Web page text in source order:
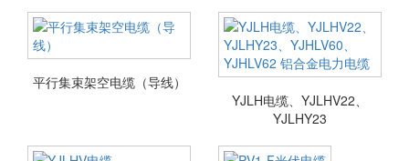
平行集束架空电缆（导线）
YJLH电缆、YJLHV22、
YJLHY23